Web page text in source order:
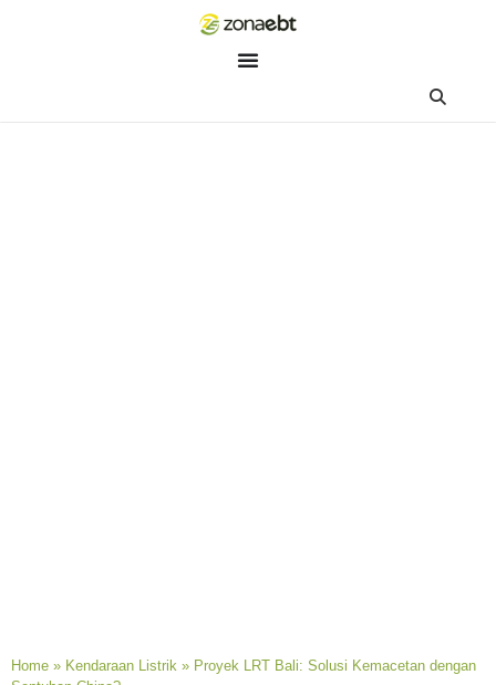
Home » Kendaraan Listrik » Proyek LRT Bali: Solusi Kemacetan dengan